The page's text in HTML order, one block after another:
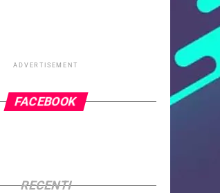
ADVERTISEMENT
FACEBOOK
RECENTI